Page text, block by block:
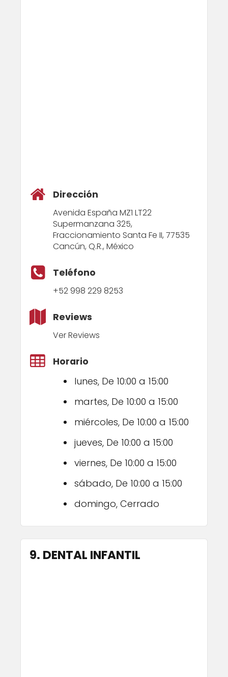
Dirección
Avenida España MZ1 LT22
Supermanzana 325,
Fraccionamiento Santa Fe II, 77535
Cancún, Q.R., México
Teléfono
+52 998 229 8253
Reviews
Ver Reviews
Horario
lunes, De 10:00 a 15:00
martes, De 10:00 a 15:00
miércoles, De 10:00 a 15:00
jueves, De 10:00 a 15:00
viernes, De 10:00 a 15:00
sábado, De 10:00 a 15:00
domingo, Cerrado
9. DENTAL INFANTIL